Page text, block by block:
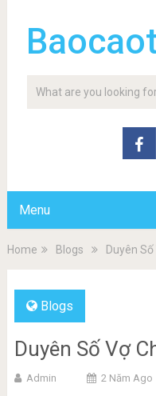
Menu
Home Blogs Duyên
Blogs
Duyên Số Vợ
Admin 2 Năm Ago